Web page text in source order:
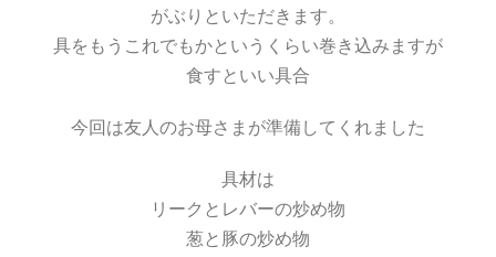
がぶりといただきます。
具をもうこれでもかというくらい巻き込みますが
食すといい具合
今回は友人のお母さまが準備してくれました
具材は
リークとレバーの炒め物
葱と豚の炒め物